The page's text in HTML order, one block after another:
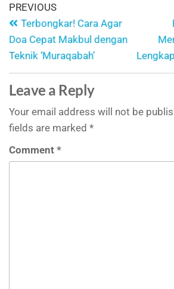
PREVIOUS
Terbongkar! Cara Agar
Doa Cepat Makbul dengan
Teknik ‘Muraqabah’
Leave a Reply
Your email address will not be
fields are marked *
Comment *